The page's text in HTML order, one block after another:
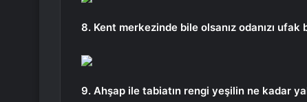
8. Kent merkezinde bile olsanız odanızı
9. Ahşap ile tabiatın rengi yeşilin ne kadar